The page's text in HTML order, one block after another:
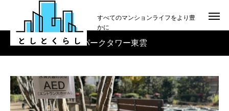
すべてのマンションライフをより豊
かに
パークタワー東雲